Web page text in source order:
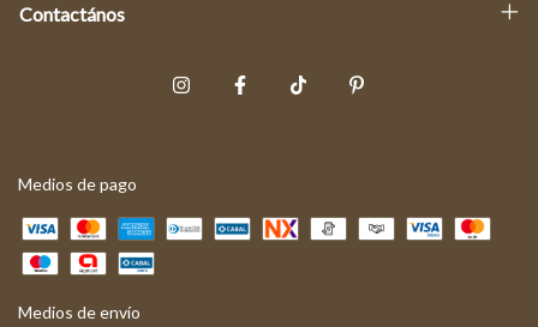
Contactános
Medios de pago
Medios de envío